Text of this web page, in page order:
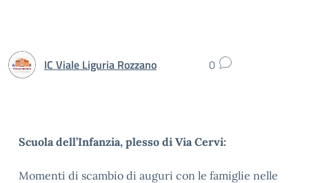
IC Viale Liguria Rozzano 0
Scuola dell’Infanzia, plesso di Via Cervi:
Momenti di scambio di auguri con le famiglie nelle